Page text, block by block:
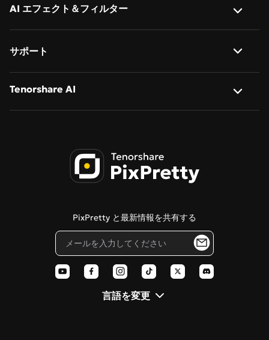
PixPretty と最新情報を共有する
言語を変更
AI オブジェクトリムーバー
バッチ画像リサイズ
バッチ画像リネーム
Nano Banana 2
Qwen-Image-2.0
AI エフェクト＆フィルター
ジブリ風 AI スタイル
画像をスケッチ化
ちびキャラ作成
ピクサー風フィルター
AI ポラロイド
サポート
私たちについて
Tenorshare AI
Tenorshare AI 画像検出器
PDNob オンラインエディター